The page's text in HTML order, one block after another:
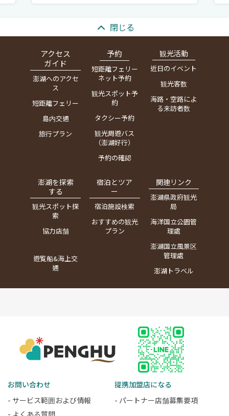
閉じる
アクセス
ガイド
澎湖へのアクセ
ス
短距離フェリー
島内交通
旅行プラン
予約
短距離フェリー
ネット予約
観光スポット予
約
タクシー予約
観光周遊バス
（澎湖好行）
予約の確認
観光活動
近日のイベント
観光客数
海路・空路によ
る来訪者数
澎湖を探索
する
観光スポット探
索
協力店舗
遊覧船&海上交
通
宿泊とツア
ー
宿泊施設検索
おすすめの観光
プラン
関連リンク
澎湖県政府観光
局
海洋国立公園管
理處
澎湖国立風景区
管理處
澎湖トラベル
お問い合わせ
- サービス範囲および情報
- よくある質問
提携加盟店になる
- パートナー店舗募集要項